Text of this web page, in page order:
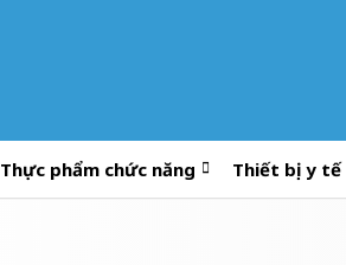
Thực phẩm chức năng Thiết bị y tế